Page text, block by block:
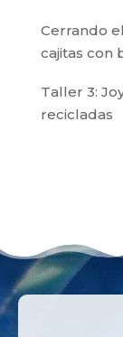
Cerrando
cajitas con
Taller 3:
recicladas